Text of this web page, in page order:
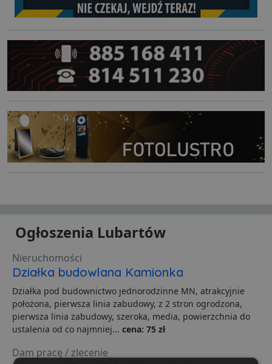
Ogłoszenia Lubartów
Nieruchomości
Działka budowlana Kamionka
Działka pod budownictwo jednorodzinne MN, atrakcyjnie
położona, pierwsza linia zabudowy, z 2 stron ogrodzona,
pierwsza linia zabudowy, szeroka, media, powierzchnia do
ustalenia od co najmniej... cena: 75 zł
Dam pracę / zlecenie